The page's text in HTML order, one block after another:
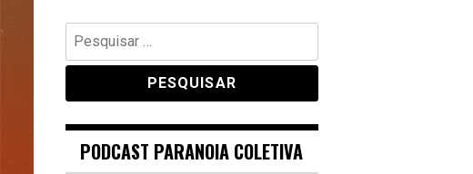
Pesquisar
por:
PODCAST PARANOIA COLETIVA